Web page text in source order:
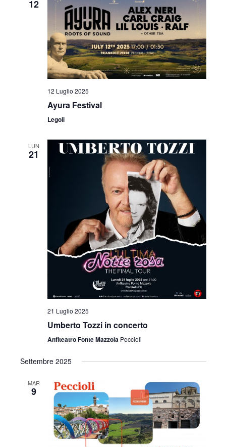
i
s
t
e
v
i
g
a
z
e
z
i
o
n
e
12
12 Luglio 2025
Ayura Festival
Legoli
LUN
21
21 Luglio 2025
Umberto Tozzi in concerto
Anfiteatro Fonte Mazzola Peccioli
Settembre 2025
MAR
9